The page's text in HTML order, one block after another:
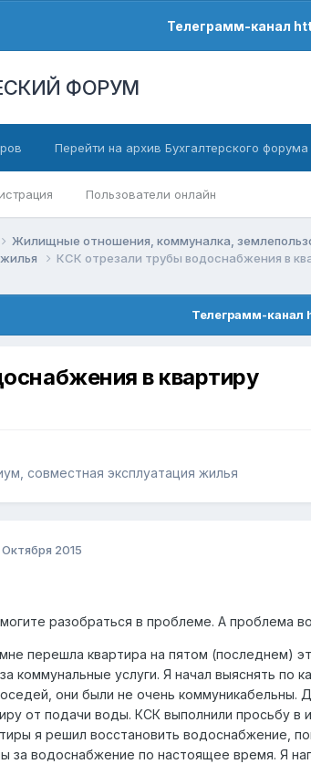
Телеграмм-канал
ФОРУМ
Пользователи онлайн
Перейти на архив Бухгалтерского форума
Жилищные отношения, коммуналка,
КСК отрезали трубы водоснабжения в
Телеграмм-
в квартиру
совместная эксплуатация жилья
Октября 2015
разобраться в проблеме. А проблема
перешла квартира на пятом (последнем)
коммунальные услуги. Я начал выяснять
они были не очень коммуникабельны.
от подачи воды. КСК выполнили просьбу
я решил восстановить водоснабжение,
за водоснабжение по настоящее время. Я